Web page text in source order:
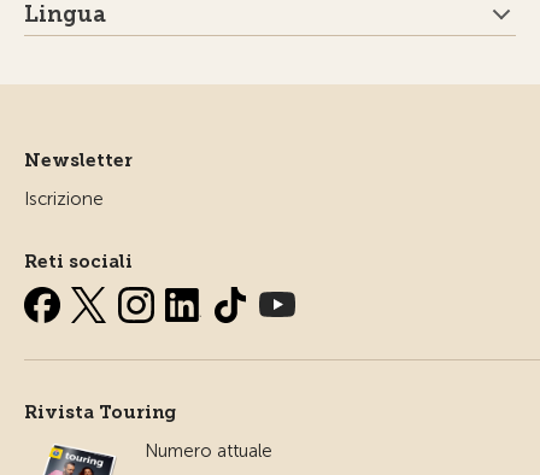
Lingua
Newsletter
Iscrizione
Reti sociali
Rivista Touring
Numero attuale